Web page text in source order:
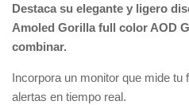
Destaca su elegante y ligero
Amoled Gorilla full color AOD
combinar.
Incorpora un monitor que mide
alertas en tiempo real.